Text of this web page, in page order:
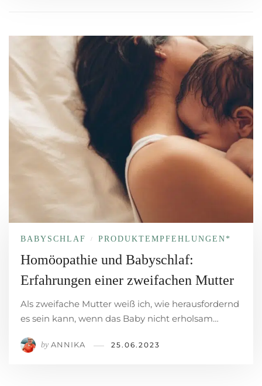
BABYSCHLAF / PRODUKT­EMPFEHLUNGEN*
Homöopathie und Babyschlaf:
Erfahrungen einer zweifachen Mutter
Als zweifache Mutter weiß ich, wie herausfordernd
es sein kann, wenn das Baby nicht erholsam…
by ANNIKA 25.06.2023